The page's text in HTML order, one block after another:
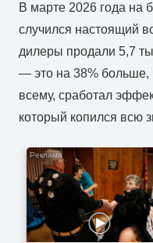
В марте 2026 года на
случился настоящий
дилеры продали 5,7
— это на 38%
всему, сработал
который копился всю